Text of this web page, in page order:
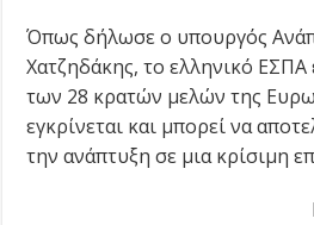
Όπως δήλωσε ο υπουργός
Χατζηδάκης, το ελληνικό ΕΣΠΑ
των 28 κρατών μελών της
εγκρίνεται και μπορεί να
την ανάπτυξη σε μια κρίσιμη